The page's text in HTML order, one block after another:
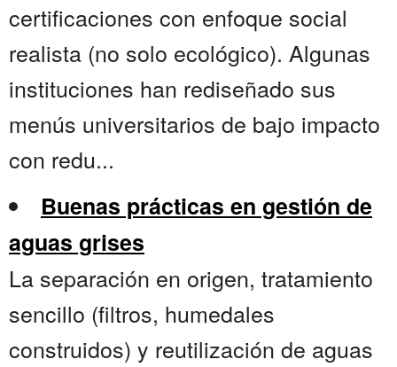
certificaciones con enfoque social
realista (no solo ecológico). Algunas
instituciones han rediseñado sus
menús universitarios de bajo impacto
con redu...
Buenas prácticas en gestión de
aguas grises
La separación en origen, tratamiento
sencillo (filtros, humedales
construidos) y reutilización de aguas